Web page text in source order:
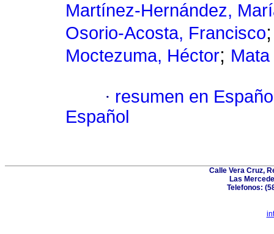
Martínez-Hernández,
Osorio-Acosta, Francisco
Moctezuma, Héctor;
· resumen en
Español
Calle Vera Cruz,
Las
Telefonos: